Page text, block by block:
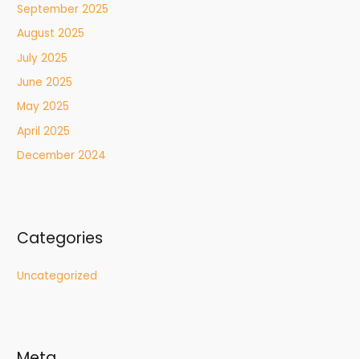
September 2025
August 2025
July 2025
June 2025
May 2025
April 2025
December 2024
Categories
Uncategorized